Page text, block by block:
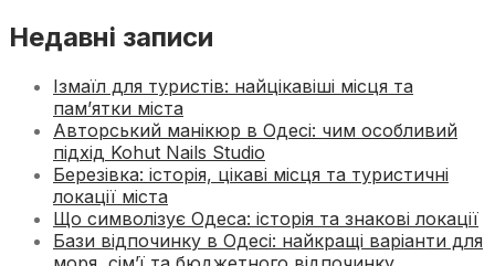
Недавні записи
Ізмаїл для туристів: найцікавіші місця та
пам’ятки міста
Авторський манікюр в Одесі: чим особливий
підхід Kohut Nails Studio
Березівка: історія, цікаві місця та туристичні
локації міста
Що символізує Одеса: історія та знакові локації
Бази відпочинку в Одесі: найкращі варіанти для